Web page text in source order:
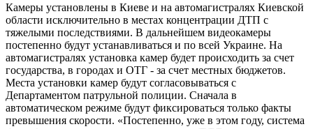
Камеры установлены в Киеве и на автомагистралях Киевской
области исключительно в местах концентрации ДТП с
тяжелыми последствиями. В дальнейшем видеокамеры
постепенно будут устанавливаться и по всей Украине. На
автомагистралях установка камер будет происходить за счет
государства, в городах и ОТГ - за счет местных бюджетов.
Места установки камер будут согласовываться с
Департаментом патрульной полиции. Сначала в
автоматическом режиме будут фиксироваться только факты
превышения скорости. «Постепенно, уже в этом году, система